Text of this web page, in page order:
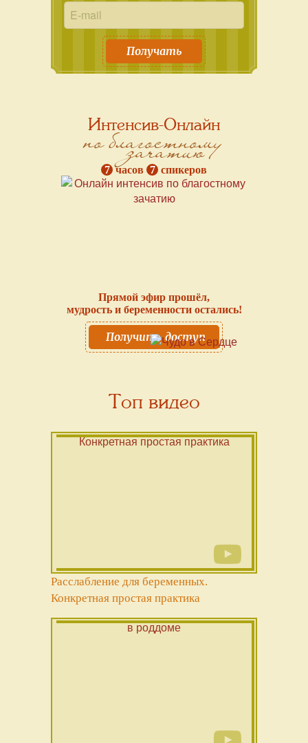
Получать
Интенсив-Онлайн
по благостному
зачатию
7 часов 7 спикеров
Прямой эфир прошёл,
мудрость и беременности остались!
Получить доступ
Топ видео
Расслабление для беременных.
Конкретная простая практика